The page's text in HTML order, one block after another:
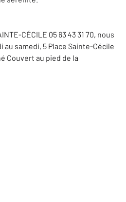
CÉCILE 05 63 43 31 70, nous
samedi, 5 Place Sainte-Cécile
Couvert au pied de la